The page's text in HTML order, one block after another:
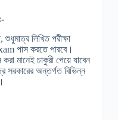
লিখিত পরীক্ষা
পাস করতে পারবে।
মানেই চাকুরী পেয়ে যাবেন
সরকারের অন্তর্গত বিভিন্ন